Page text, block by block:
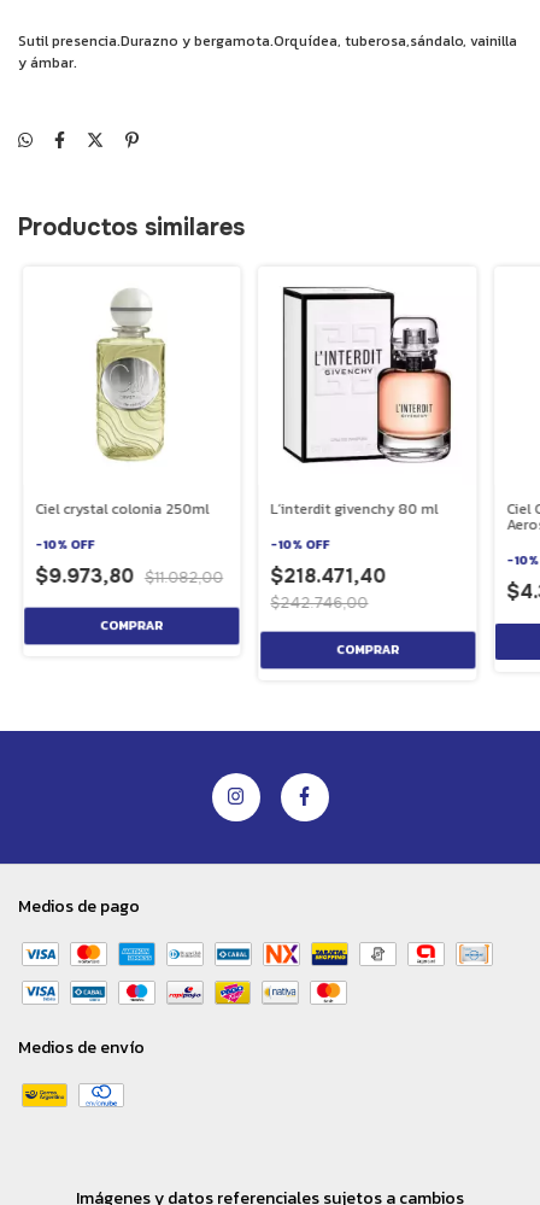
Sutil presencia.Durazno y bergamota.Orquídea, tuberosa,sándalo, vainilla
y ámbar.
Productos similares
Ciel crystal colonia 250ml
-10% OFF
$9.973,80 $11.082,00
L´interdit givenchy 80 ml
-10% OFF
$218.471,40
$242.746,00
Ciel
-10
Medios de pago
Medios de envío
Imágenes y datos referenciales sujetos a cambios